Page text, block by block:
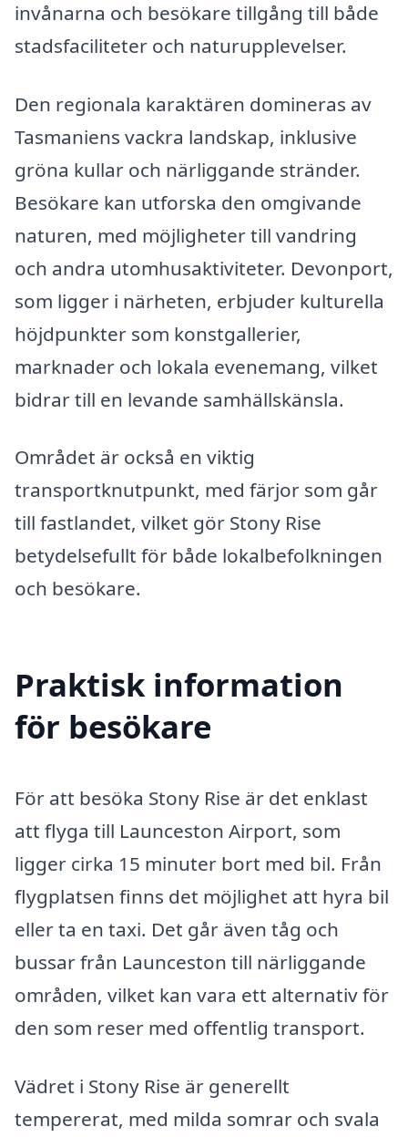
invånarna och besökare tillgång till både
stadsfaciliteter och naturupplevelser.
Den regionala karaktären domineras av
Tasmaniens vackra landskap, inklusive
gröna kullar och närliggande stränder.
Besökare kan utforska den omgivande
naturen, med möjligheter till vandring
och andra utomhusaktiviteter. Devonport,
som ligger i närheten, erbjuder kulturella
höjdpunkter som konstgallerier,
marknader och lokala evenemang, vilket
bidrar till en levande samhällskänsla.
Området är också en viktig
transportknutpunkt, med färjor som går
till fastlandet, vilket gör Stony Rise
betydelsefullt för både lokalbefolkningen
och besökare.
Praktisk information
för besökare
För att besöka Stony Rise är det enklast
att flyga till Launceston Airport, som
ligger cirka 15 minuter bort med bil. Från
flygplatsen finns det möjlighet att hyra bil
eller ta en taxi. Det går även tåg och
bussar från Launceston till närliggande
områden, vilket kan vara ett alternativ för
den som reser med offentlig transport.
Vädret i Stony Rise är generellt
tempererat, med milda somrar och svala